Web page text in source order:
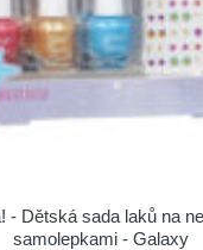
- Dětská sada laků na
samolepkami - Galaxy